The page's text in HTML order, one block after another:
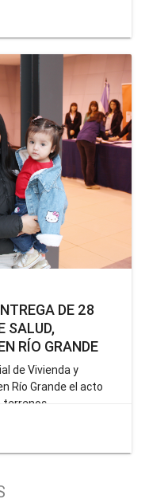
DE 28
SALUD,
RÍO GRANDE
de Vivienda y
Río Grande el acto
terrenos
anunciada por
tiene como
a docentes,